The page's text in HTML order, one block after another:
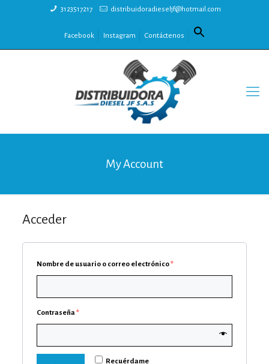
3123517217 distribuidoradieseljf@hotmail.com
Facebook Instagram Contáctenos
My Account
Acceder
Nombre de usuario o correo electrónico*
Contraseña*
Recuérdame